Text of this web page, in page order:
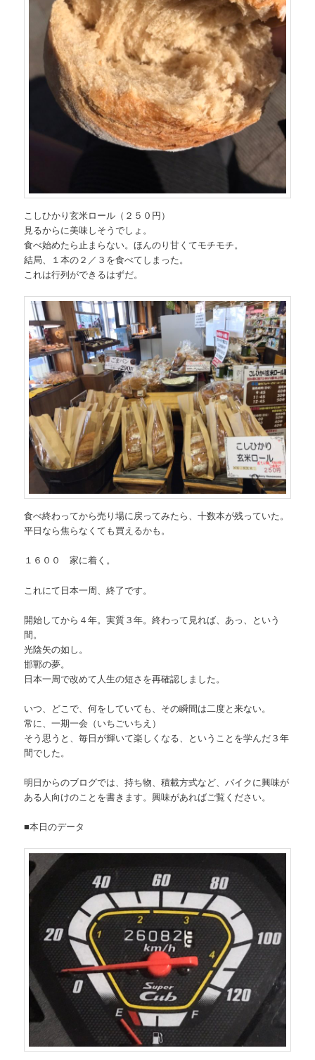
こしひかり玄米ロール（２５０円）
見るからに美味しそうでしょ。
食べ始めたら止まらない。ほんのり甘くてモチモチ。
結局、１本の２／３を食べてしまった。
これは行列ができるはずだ。
食べ終わってから売り場に戻ってみたら、十数本が残っていた。
平日なら焦らなくても買えるかも。
１６００ 家に着く。
これにて日本一周、終了です。
開始してから４年。実質３年。終わって見れば、あっ、という
間。
光陰矢の如し。
邯鄲の夢。
日本一周で改めて人生の短さを再確認しました。
いつ、どこで、何をしていても、その瞬間は二度と来ない。
常に、一期一会（いちごいちえ）
そう思うと、毎日が輝いて楽しくなる、ということを学んだ３年
間でした。
明日からのブログでは、持ち物、積載方式など、バイクに興味が
ある人向けのことを書きます。興味があればご覧ください。
■本日のデータ